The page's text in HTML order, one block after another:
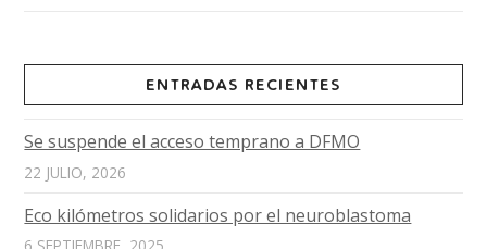
ENTRADAS RECIENTES
Se suspende el acceso temprano a DFMO
22 JULIO, 2026
Eco kilómetros solidarios por el neuroblastoma